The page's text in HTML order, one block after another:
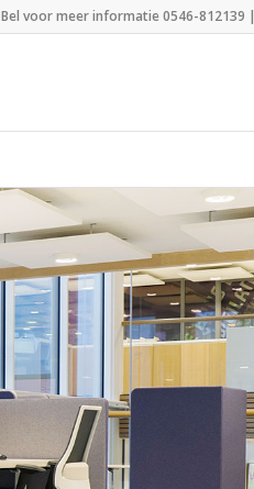
Bel voor meer informatie 0546-812139 |